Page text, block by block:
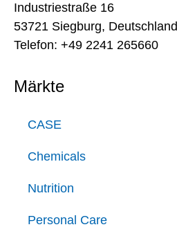
Industriestraße 16
53721 Siegburg, Deutschland
Telefon: +49 2241 265660
Märkte
CASE
Chemicals
Nutrition
Personal Care